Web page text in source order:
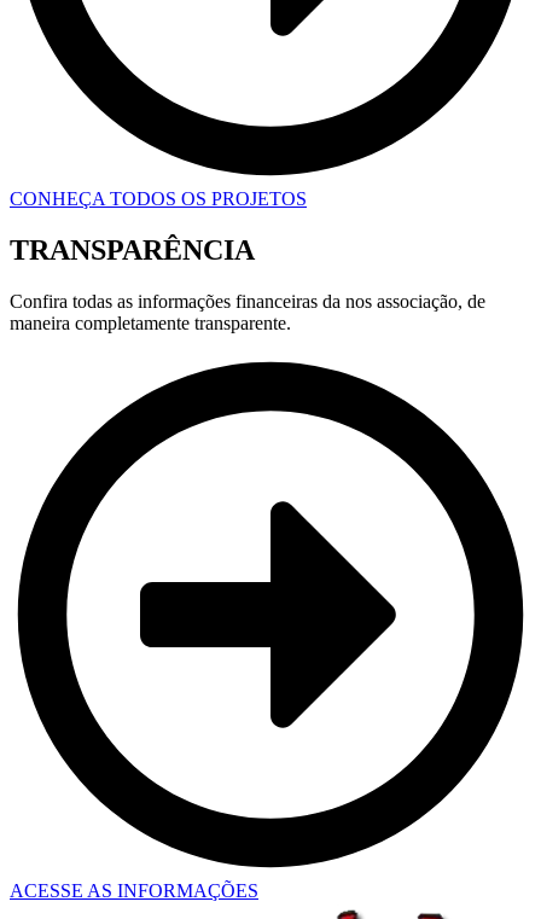
CONHEÇA TODOS OS PROJETOS
TRANSPARÊNCIA
Confira todas as informações financeiras da nos associação, de
maneira completamente transparente.
ACESSE AS INFORMAÇÕES